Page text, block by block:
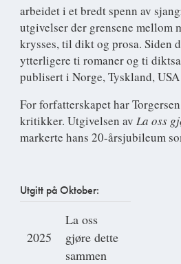
arbeidet i et bredt spenn av
utgivelser der grensene mellom
krysses, til dikt og prosa. Siden
ytterligere ti romaner og ti
publisert i Norge, Tyskland,
For forfatterskapet har
kritikker. Utgivelsen av La oss
markerte hans 20-årsjubileum
Utgitt på Oktober:
2025
La oss
gjøre dette
sammen